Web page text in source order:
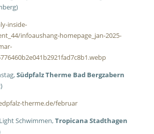
inside-
infoaushang-homepage_jan-2025-
Südpfalz Therme Bad Bergzabern
therme.de/februar
Schwimmen,Tropicana Stadthagen